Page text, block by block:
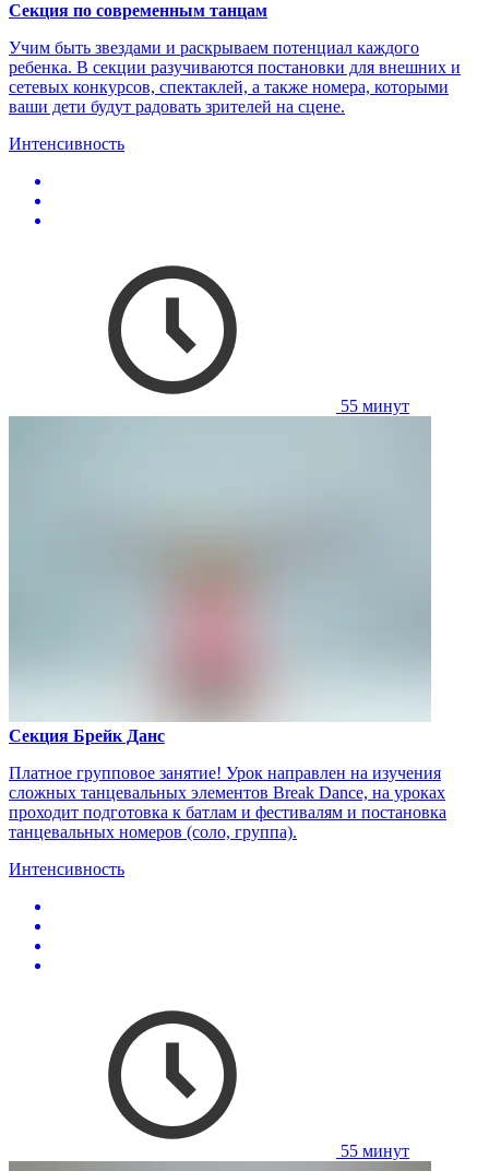
Секция по современным танцам
Учим быть звездами и раскрываем потенциал каждого
ребенка. В секции разучиваются постановки для внешних и
сетевых конкурсов, спектаклей, а также номера, которыми
ваши дети будут радовать зрителей на сцене.
Интенсивность
55 минут
Секция Брейк Данс
Платное групповое занятие! Урок направлен на изучения
сложных танцевальных элементов Break Dance, на уроках
проходит подготовка к батлам и фестивалям и постановка
танцевальных номеров (соло, группа).
Интенсивность
55 минут